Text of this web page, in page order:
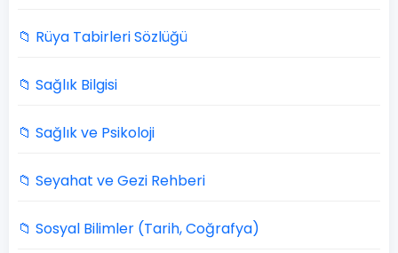
📁 Rüya Tabirleri Sözlüğü
📁 Sağlık Bilgisi
📁 Sağlık ve Psikoloji
📁 Seyahat ve Gezi Rehberi
📁 Sosyal Bilimler (Tarih, Coğrafya)